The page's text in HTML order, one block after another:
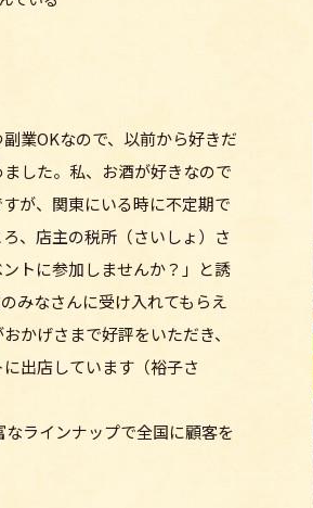
業OKなので、以前から好きだ
した。私、お酒が好きなので
が、関東にいる時に不定期で
、店主の税所（さいしょ）さ
トに参加しませんか？」と誘
みなさんに受け入れてもらえ
かげさまで好評をいただき、
出店しています（裕子さ
ラインナップで全国に顧客を